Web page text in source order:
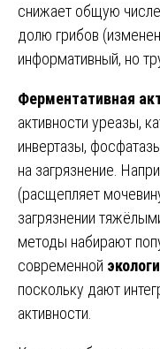
снижает общую
долю грибов
информативный, но
Ферментативная
активности уреазы,
инвертазы,
на загрязнение.
(расщепляет
загрязнении
методы набирают
современной
поскольку дают
активности.